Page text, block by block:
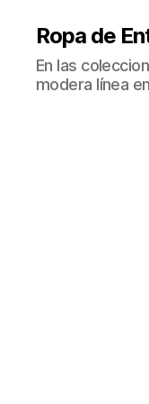
Ropa de
En las
modera línea